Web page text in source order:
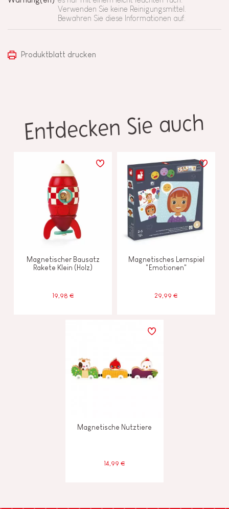
Verwenden Sie keine Reinigungsmittel.
Bewahren Sie diese Informationen auf.
Produktblatt drucken
Entdecken Sie auch
Magnetischer Bausatz
Rakete Klein (Holz)
19,98 €
Magnetisches Lernspiel
"Emotionen"
29,99 €
Magnetische Nutztiere
14,99 €